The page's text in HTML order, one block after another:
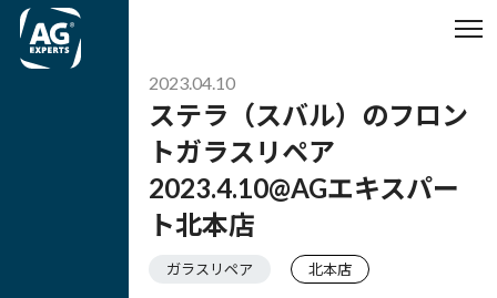
2023.04.10
ステラ（スバル）のフロン
トガラスリペア
2023.4.10@AGエキスパー
ト北本店
ガラスリペア 北本店